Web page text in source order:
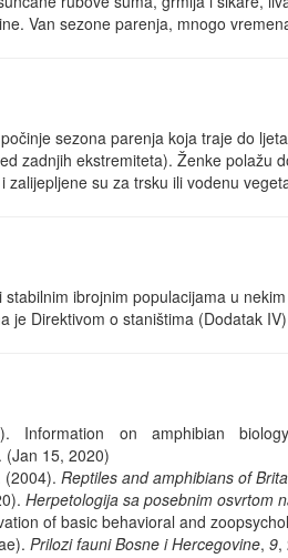
Van sezone parenja, mnogo
sezona parenja koja traje do
zadnjih ekstremiteta). Ženke polažu
zalijepljene su za trsku ili vodenu
stabilnim ibrojnim populacijama u
je Direktivom o staništima (Dodatak
Information on amphibian
(Jan 15, 2020)
(2004). Reptiles and amphibians of
Herpetologija sa posebnim osvrtom
of basic behavioral and
Prilozi fauni Bosne i Hercegovine, 9,